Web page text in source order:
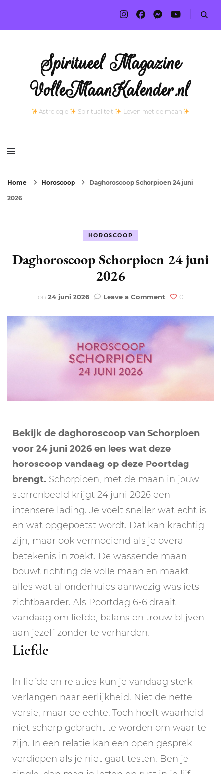
Spiritueel Magazine
VolleMaanKalender.nl
Astrologie Spiritualiteit Leven met de maan
Home Horoscoop Daghoroscoop Schorpioen 24 juni
2026
HOROSCOOP
Daghoroscoop Schorpioen 24 juni
2026
on 24 juni 2026 Leave a Commenton
Schorpioen
24
0
Bekijk de daghoroscoop van Schorpioen
voor 24 juni 2026 en lees wat deze
horoscoop vandaag op deze Poortdag
brengt. Schorpioen, met de maan in jouw
sterrenbeeld krijgt 24 juni 2026 een
intensere lading. Je voelt sneller wat echt is
en wat opgepoetst wordt. Dat kan krachtig
zijn, maar ook vermoeiend als je overal
betekenis in zoekt. De wassende maan
bouwt richting de volle maan en maakt
alles wat al onderhuids aanwezig was iets
zichtbaarder. Als Poortdag 6-6 draait
vandaag om liefde, balans en trouw blijven
aan jezelf zonder te verharden.
Liefde
In liefde en relaties kun je vandaag sterk
verlangen naar eerlijkheid. Niet de nette
versie, maar de echte. Toch hoeft waarheid
niet scherp gebracht te worden om waar te
zijn. In een relatie kan een open gesprek
verdiepen als je niet gaat testen. Ben je